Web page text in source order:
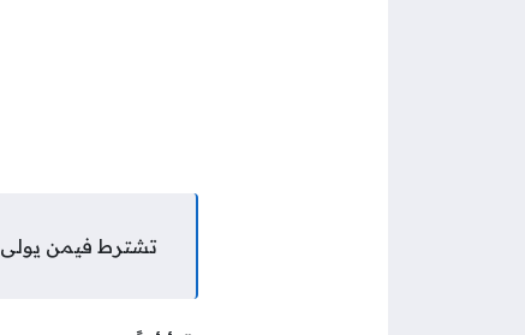
تشترط فيمن يولى